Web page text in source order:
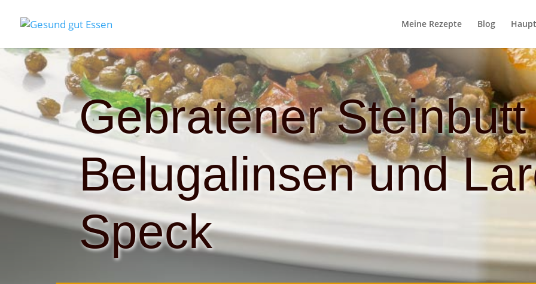
Meine Rezepte Blog
Gebratener
Belugalinsen und
Speck